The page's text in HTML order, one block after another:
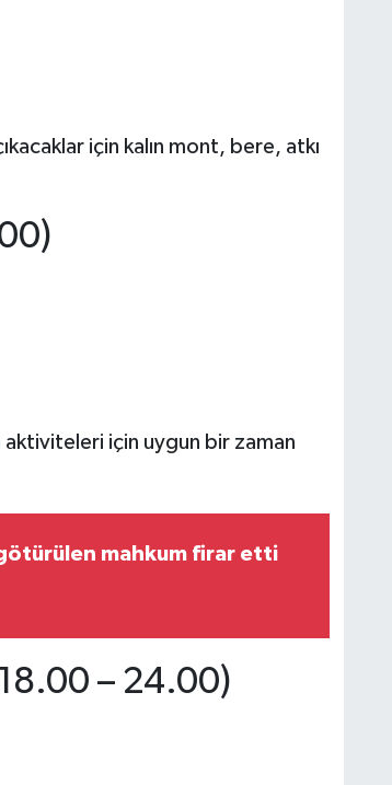
için kalın mont, bere, atkı
aktiviteleri için uygun bir zaman
mahkum firar etti
– 24.00)